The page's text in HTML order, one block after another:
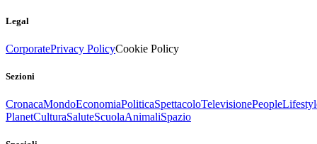
Legal
CorporatePrivacy PolicyCookie Policy
Sezioni
CronacaMondoEconomiaPoliticaSpettacoloTelevisionePeople
PlanetCulturaSaluteScuolaAnimaliSpazio